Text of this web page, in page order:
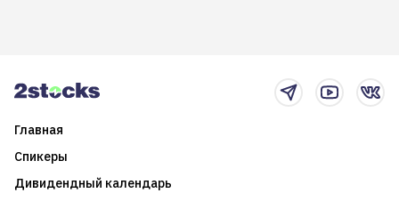
Главная
Спикеры
Дивидендный календарь